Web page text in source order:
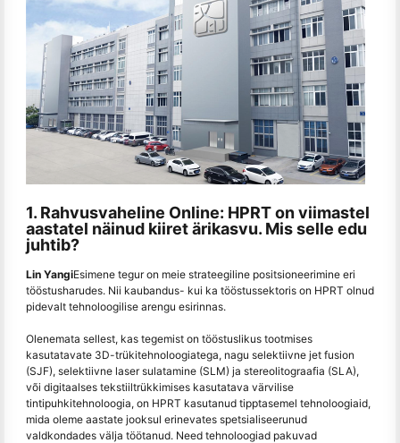
1. Rahvusvaheline Online: HPRT on viimastel
aastatel näinud kiiret ärikasvu. Mis selle edu
juhtib?
Lin YangiEsimene tegur on meie strateegiline positsioneerimine eri
tööstusharudes. Nii kaubandus- kui ka tööstussektoris on HPRT olnud
pidevalt tehnoloogilise arengu esirinnas.
Olenemata sellest, kas tegemist on tööstuslikus tootmises
kasutatavate 3D-trükitehnoloogiatega, nagu selektiivne jet fusion
(SJF), selektiivne laser sulatamine (SLM) ja stereolitograafia (SLA),
või digitaalses tekstiiltrükkimises kasutatava värvilise
tintipuhkitehnoloogia, on HPRT kasutanud tipptasemel tehnoloogiaid,
mida oleme aastate jooksul erinevates spetsialiseerunud
valdkondades välja töötanud. Need tehnoloogiad pakuvad